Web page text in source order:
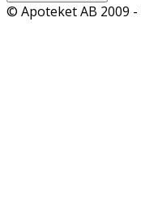
© Apoteket AB 2009 -